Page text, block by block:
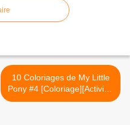
10 Coloriages de My Little
Pony #4 [Coloriage][Activité]
[MLP][Maternelle]